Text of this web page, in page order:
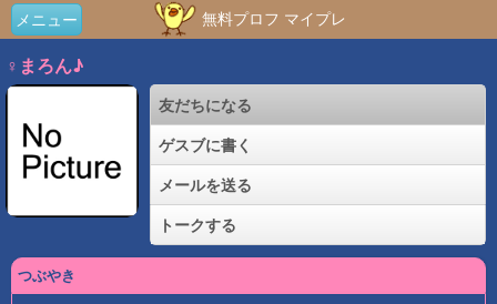
メニュー 無料プロフ マイプレ
♀まろん♪
友だちになる
ゲスブに書く
メールを送る
トークする
つぶやき